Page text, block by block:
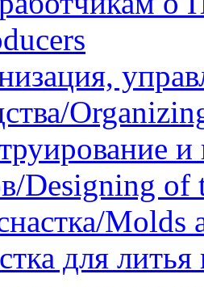
и
Designing of
Molds
для литья